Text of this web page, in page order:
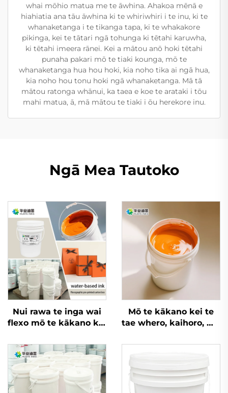
whai mōhio matua me te āwhina. Ahakoa mēnā e
hiahiatia ana tāu āwhina ki te whiriwhiri i te inu, ki te
whanaketanga i te tikanga tapa, ki te whakakore
pikinga, kei te tātari ngā tohunga ki tētahi karuwha,
ki tētahi imeera rānei. Kei a mātou anō hoki tētahi
punaha pakari mō te tiaki kounga, mō te
whanaketanga hua hou hoki, kia noho tika ai ngā hua,
kia noho hou tonu hoki ngā whanaketanga. Mā tā
mātou ratonga whānui, ka taea e koe te arataki i tōu
mahi matua, ā, mā mātou te tiaki i ōu herekore inu.
Ngā Mea Tautoko
Nui rawa te inga wai
flexo mō te kākano kei
me ngā kaihoro mō
ētahi rauemi
Mō te kākano kei te
tae whero, kaihoro, me
taea ana ngā inga
whakatupu wai flexo
nui rawa